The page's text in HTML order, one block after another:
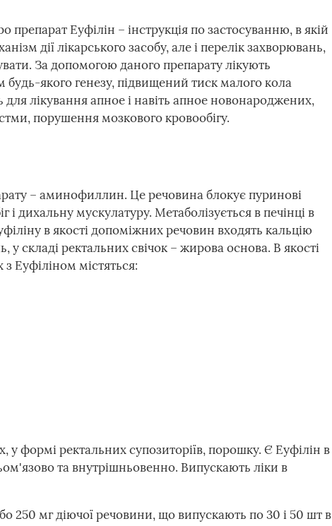
препарат Еуфілін – інструкція по застосуванню, в якій
дії лікарського засобу, але і перелік захворювань,
За допомогою даного препарату лікують
якого генезу, підвищений тиск малого кола
для лікування апное і навіть апное новонароджених,
порушення мозкового кровообігу.
– аминофиллин. Це речовина блокує пуринові
і дихальну мускулатуру. Метаболізується в печінці в
в якості допоміжних речовин входять кальцію
у складі ректальних свічок – жирова основа. В якості
Еуфіліном містяться:
у формі ректальних супозиторіїв, порошку. Є Еуфілін в
та внутрішньовенно. Випускають ліки в
250 мг діючої речовини, що випускають по 30 і 50 шт в